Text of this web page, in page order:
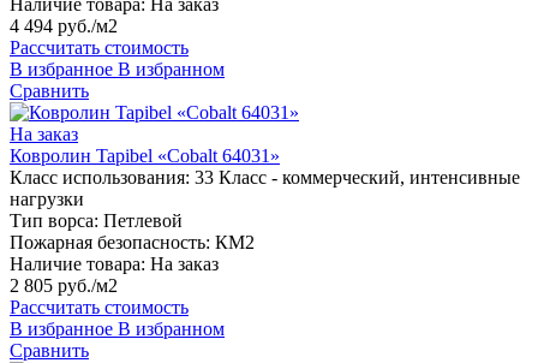
Наличие товара: На заказ
4 494 руб./м2
Рассчитать стоимость
В избранное В избранном
Сравнить
На заказ
Ковролин Tapibel «Cobalt 64031»
Класс использования: 33 Класс - коммерческий, интенсивные
нагрузки
Тип ворса: Петлевой
Пожарная безопасность: КМ2
Наличие товара: На заказ
2 805 руб./м2
Рассчитать стоимость
В избранное В избранном
Сравнить